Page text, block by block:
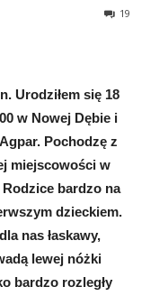
19
Urodziłem się 18
w Nowej Dębie i
Agpar. Pochodzę z
miejscowości w
bardzo na
dzieckiem.
nas łaskawy,
lewej nóżki
bardzo rozległy